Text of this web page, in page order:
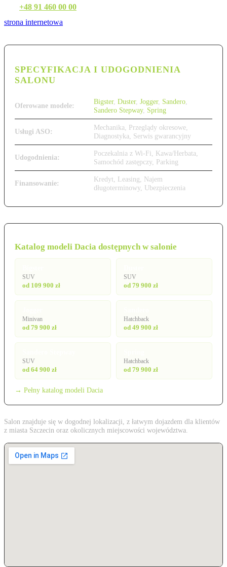
+48 91 460 00 00
strona internetowa
SPECYFIKACJA I UDOGODNIENIA
SALONU
Oferowane modele: Bigster, Duster, Jogger, Sandero
Sandero Stepway, Spring
Usługi ASO:
Mechanika, Przeglądy okresowe,
Diagnostyka, Serwis gwarancyjny
Udogodnienia:
Poczekalnia z Wi-Fi, Kawa/Herbata,
Samochód zastępczy, Parking
Finansowanie:
Kredyt, Leasing, Najem
długoterminowy, Ubezpieczenia
Katalog modeli Dacia dostępnych w salonie
SUV
od 109 900 zł
SUV
od 79 900 zł
Minivan
od 79 900 zł
Hatchback
od 49 900 zł
SUV
od 64 900 zł
Hatchback
od 79 900 zł
→ Pełny katalog modeli Dacia
Salon znajduje się w dogodnej lokalizacji, z łatwym dojazdem dla klientów
z miasta Szczecin oraz okolicznych miejscowości województwa.